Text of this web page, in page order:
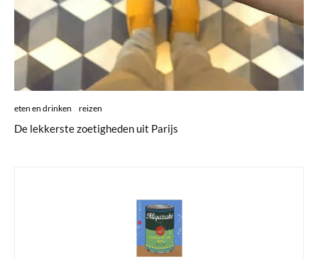
eten en drinken reizen
De lekkerste zoetigheden uit Parijs